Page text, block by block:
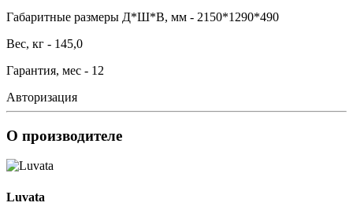
Габаритные размеры Д*Ш*В, мм - 2150*1290*490
Вес, кг - 145,0
Гарантия, мес - 12
Авторизация
О производителе
Luvata